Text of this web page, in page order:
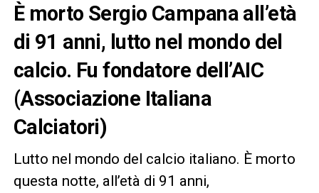
È morto Sergio Campana all’età
di 91 anni, lutto nel mondo del
calcio. Fu fondatore dell’AIC
(Associazione Italiana
Calciatori)
Lutto nel mondo del calcio italiano. È morto
questa notte, all’età di 91 anni,